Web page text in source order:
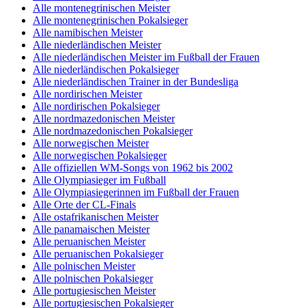
Alle montenegrinischen Meister
Alle montenegrinischen Pokalsieger
Alle namibischen Meister
Alle niederländischen Meister
Alle niederländischen Meister im Fußball der Frauen
Alle niederländischen Pokalsieger
Alle niederländischen Trainer in der Bundesliga
Alle nordirischen Meister
Alle nordirischen Pokalsieger
Alle nordmazedonischen Meister
Alle nordmazedonischen Pokalsieger
Alle norwegischen Meister
Alle norwegischen Pokalsieger
Alle offiziellen WM-Songs von 1962 bis 2002
Alle Olympiasieger im Fußball
Alle Olympiasiegerinnen im Fußball der Frauen
Alle Orte der CL-Finals
Alle ostafrikanischen Meister
Alle panamaischen Meister
Alle peruanischen Meister
Alle peruanischen Pokalsieger
Alle polnischen Meister
Alle polnischen Pokalsieger
Alle portugiesischen Meister
Alle portugiesischen Pokalsieger